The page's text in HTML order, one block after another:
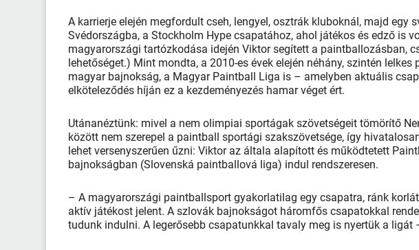
A karrierje elején megfordult cseh, lengyel, osztrák kluboknál, majd egy
Svédországba, a Stockholm Hype csapatához, ahol játékos és edző is
magyarországi tartózkodása idején Viktor segített a paintballozásban,
lehetőséget.) Mint mondta, a 2010-es évek elején néhány, szintén
magyar bajnokság, a Magyar Paintball Liga is – amelyben aktuális
elköteleződés híján ez a kezdeményezés hamar véget ért.
Utánanéztünk: mivel a nem olimpiai sportágak szövetségeit tömörítő
között nem szerepel a paintball sportági szakszövetsége, így
lehet versenyszerűen űzni: Viktor az általa alapított és működtetett
bajnokságban (Slovenská paintballová liga) indul rendszeresen.
– A magyarországi paintballsport gyakorlatilag egy csapatra, ránk
aktív játékost jelent. A szlovák bajnokságot háromfős csapatokkal
tudunk indulni. A legerősebb csapatunkkal tavaly meg is nyertük a ligát